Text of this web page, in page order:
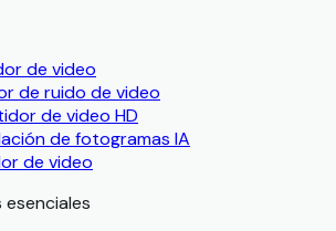
de video
de ruido de video
de video HD
de fotogramas IA
de video